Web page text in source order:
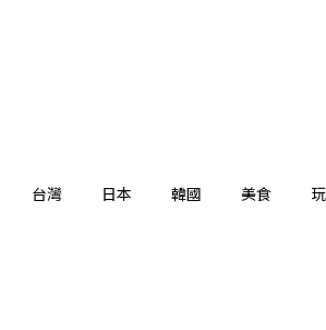
台灣 日本 韓國 美食